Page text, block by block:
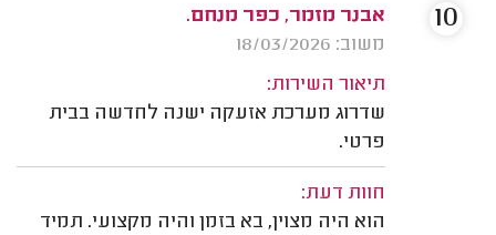
אבנר מזמר, כפר מנחם.
משוב: 18/03/2026
תיאור השירות:
שדרוג מערכת אזעקה ישנה לחדשה בבית
פרטי.
חוות דעת:
הוא היה מצוין, בא בזמן והיה מקצועי. תמיד
10